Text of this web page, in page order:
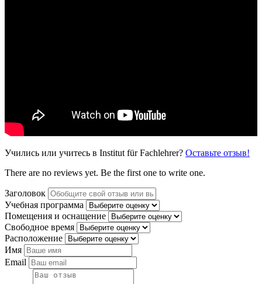
Учились или учитесь в Institut für Fachlehrer? Оставьте отзыв!
There are no reviews yet. Be the first one to write one.
Заголовок
Учебная программа
Помещения и оснащение
Свободное время
Расположение
Имя
Email